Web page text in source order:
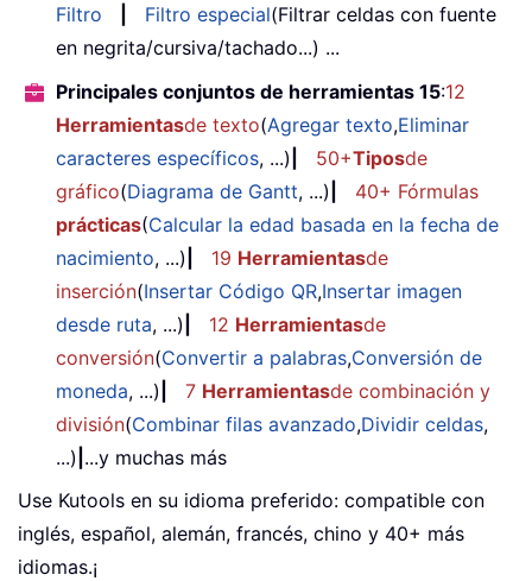
Filtro
Filtro especial(Filtrar celdas con fuente
en negrita/cursiva/tachado...) ...
Principales conjuntos de herramientas 15:12
Herramientasde texto(Agregar texto,Eliminar
caracteres específicos, ...) 50+Tiposde
gráfico(Diagrama de Gantt, ...)
40+ Fórmulas
prácticas(Calcular la edad basada en la fecha de
nacimiento, ...) 19 Herramientasde
inserción(Insertar Código QR,Insertar imagen
desde ruta, ...) 12 Herramientasde
conversión(Convertir a palabras,Conversión de
moneda, ...) 7 Herramientasde combinación y
división(Combinar filas avanzado,Dividir celdas,
...) ...y muchas más
Use Kutools en su idioma preferido: compatible con
inglés, español, alemán, francés, chino y 40+ más
idiomas.¡